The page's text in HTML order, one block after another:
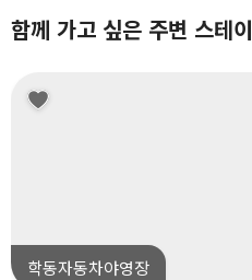
함께 가고 싶은 주변 스테이
학동자동차야영장